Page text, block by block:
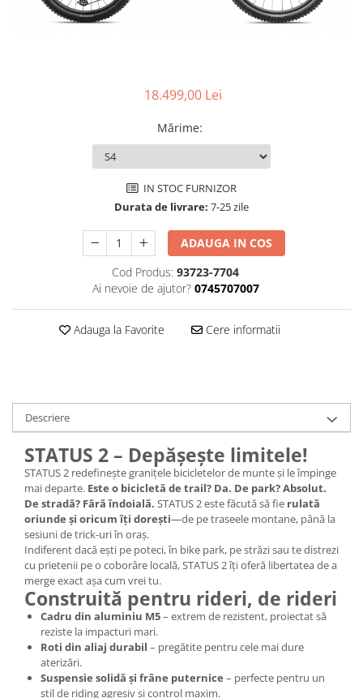
Camere
Furci cu suspensie
Ghidaje și întinzătoare lanț
Ghidoane și atașabile
Za conectare rapidă
Manete Schimbător, Frâna, Combo
Manete frână
Manete combo
Piese manete
Manete schimbător
Manșoane și ghidolină
Ghidolină
Accesorii
Manșoane
Pedale
Pinioane
Pipe
Suporți și portbagaje auto
Încălțăminte
18.499,00 Lei
Mărime:
IN STOC FURNIZOR
Durata de livrare: 7-25 zile
ADAUGA IN COS
Cod Produs: 93723-7704
Ai nevoie de ajutor? 0745707007
Adauga la Favorite Cere informatii
Descriere
STATUS 2 – Depășește limitele!
STATUS 2 redefinește granițele bicicletelor de munte și le împinge
mai departe. Este o bicicletă de trail? Da. De park? Absolut.
De stradă? Fără îndoială. STATUS 2 este făcută să fie rulată
oriunde și oricum îți dorești—de pe traseele montane, până la
sesiuni de trick-uri în oraș.
Indiferent dacă ești pe poteci, în bike park, pe străzi sau te distrezi
cu prietenii pe o coborâre locală, STATUS 2 îți oferă libertatea de a
merge exact așa cum vrei tu.
Construită pentru rideri, de rideri
Cadru din aluminiu M5– extrem de rezistent, proiectat să
reziste la impacturi mari.
Roti din aliaj durabil – pregătite pentru cele mai dure
aterizări.
Suspensie solidă și frâne puternice – perfecte pentru un
stil de riding agresiv și control maxim.